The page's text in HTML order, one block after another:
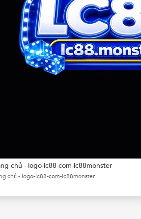
chủ - logo-lc88-com-lc88monster
chủ - logo-lc88-com-lc88monster